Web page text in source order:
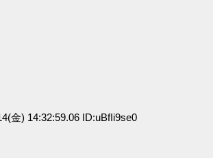
金) 14:32:59.06 ID:uBfIi9se0